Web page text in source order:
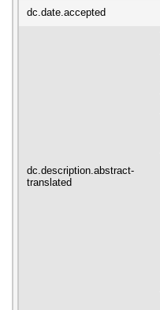
dc.date.accepted
dc.description.abstract-
translated